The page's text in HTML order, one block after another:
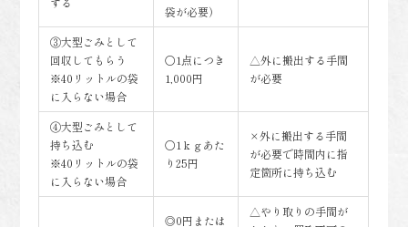
袋が必要）
③大型ごみとして
回収してもらう
※40リットルの袋
に入らない場合
〇1点につき
1,000円
△外に搬出する手間
が必要
④大型ごみとして
持ち込む
※40リットルの袋
に入らない場合
〇1ｋｇあた
り25円
×外に搬出する手間
が必要で時間内に指
定箇所に持ち込む
◎0円または
△やり取りの手間が